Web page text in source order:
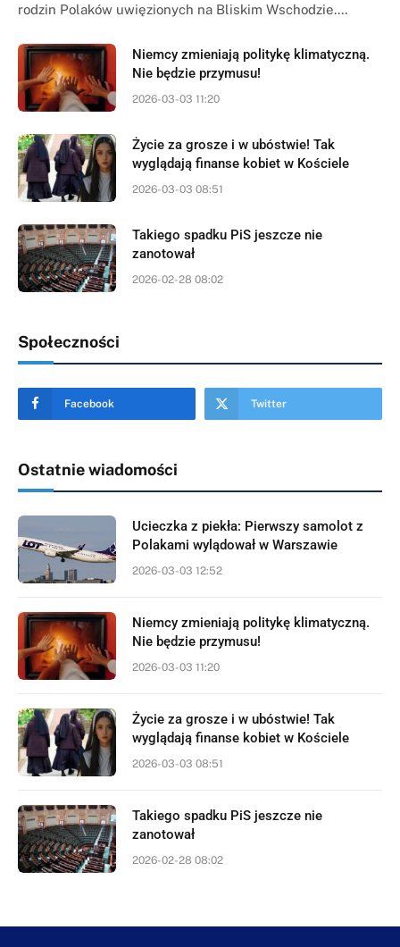
rodzin Polaków uwięzionych na Bliskim Wschodzie.…
Niemcy zmieniają politykę klimatyczną.
Nie będzie przymusu!
2026-03-03 11:20
Życie za grosze i w ubóstwie! Tak
wyglądają finanse kobiet w Kościele
2026-03-03 08:51
Takiego spadku PiS jeszcze nie
zanotował
2026-02-28 08:02
Społeczności
Facebook Twitter
Ostatnie wiadomości
Ucieczka z piekła: Pierwszy samolot z
Polakami wylądował w Warszawie
2026-03-03 12:52
Niemcy zmieniają politykę klimatyczną.
Nie będzie przymusu!
2026-03-03 11:20
Życie za grosze i w ubóstwie! Tak
wyglądają finanse kobiet w Kościele
2026-03-03 08:51
Takiego spadku PiS jeszcze nie
zanotował
2026-02-28 08:02